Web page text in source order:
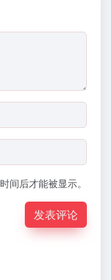
间后才能被显示。
发表评论